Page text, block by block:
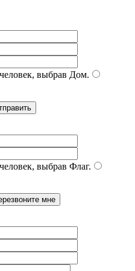
выбрав Дом.
выбрав Флаг.